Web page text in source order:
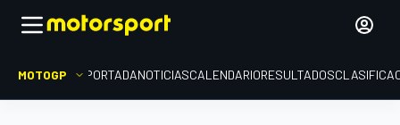
MOTOGP PORTADANOTICIASCALENDARIORESULTADOS